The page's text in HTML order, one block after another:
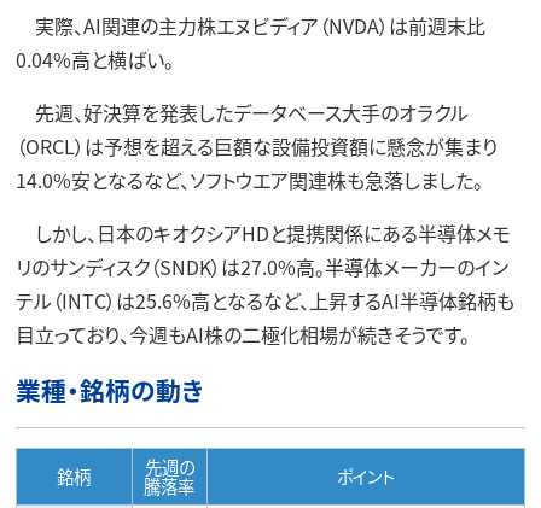
実際、AI関連の主力株エヌビディア（NVDA）は前週末比
0.04%高と横ばい。
先週、好決算を発表したデータベース大手のオラクル
（ORCL）は予想を超える巨額な設備投資額に懸念が集まり
14.0%安となるなど、ソフトウエア関連株も急落しました。
しかし、日本のキオクシアHDと提携関係にある半導体メモ
リのサンディスク（SNDK）は27.0%高。半導体メーカーのイン
テル（INTC）は25.6%高となるなど、上昇するAI半導体銘柄も
目立っており、今週もAI株の二極化相場が続きそうです。
業種・銘柄の動き
銘柄 先週の
騰落率
ポイント